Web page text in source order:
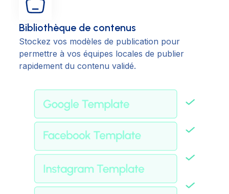
Bibliothèque de contenus
Stockez vos modèles de publication pour
permettre à vos équipes locales de publier
rapidement du contenu validé.